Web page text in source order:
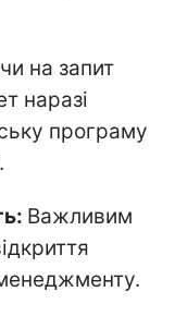
на запит
наразі
програму
Важливим